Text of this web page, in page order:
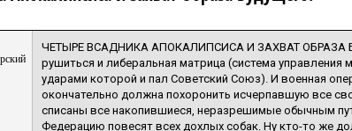
ЧЕТЫРЕ ВСАДНИКА АПОКАЛИПСИСА И ЗАХВАТ ОБРАЗА
рушиться и либеральная матрица (система
ударами которой и пал Советский Союз). И военная
окончательно должна похоронить исчерпавшую все
списаны все накопившиеся, неразрешимые обычным
Федерацию повесят всех дохлых собак. Ну кто-то же